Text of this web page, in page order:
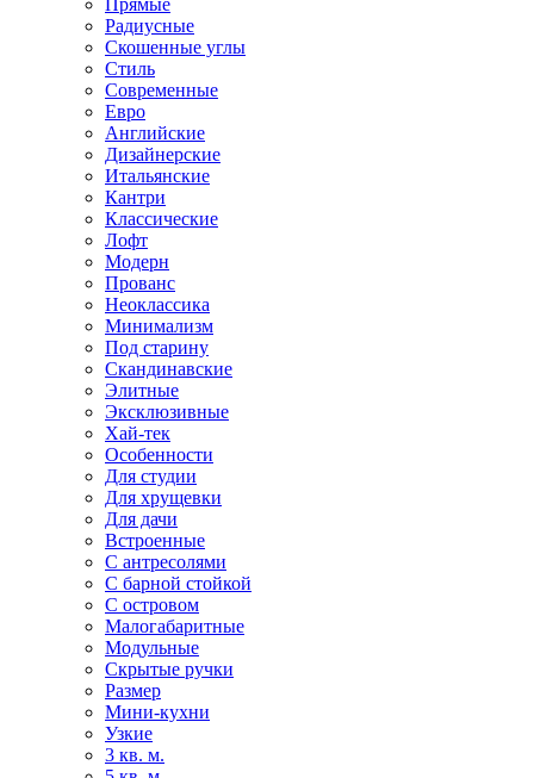
Прямые
Радиусные
Скошенные углы
Стиль
Современные
Евро
Английские
Дизайнерские
Итальянские
Кантри
Классические
Лофт
Модерн
Прованс
Неоклассика
Минимализм
Под старину
Скандинавские
Элитные
Эксклюзивные
Хай-тек
Особенности
Для студии
Для хрущевки
Для дачи
Встроенные
С антресолями
С барной стойкой
С островом
Малогабаритные
Модульные
Скрытые ручки
Размер
Мини-кухни
Узкие
3 кв. м.